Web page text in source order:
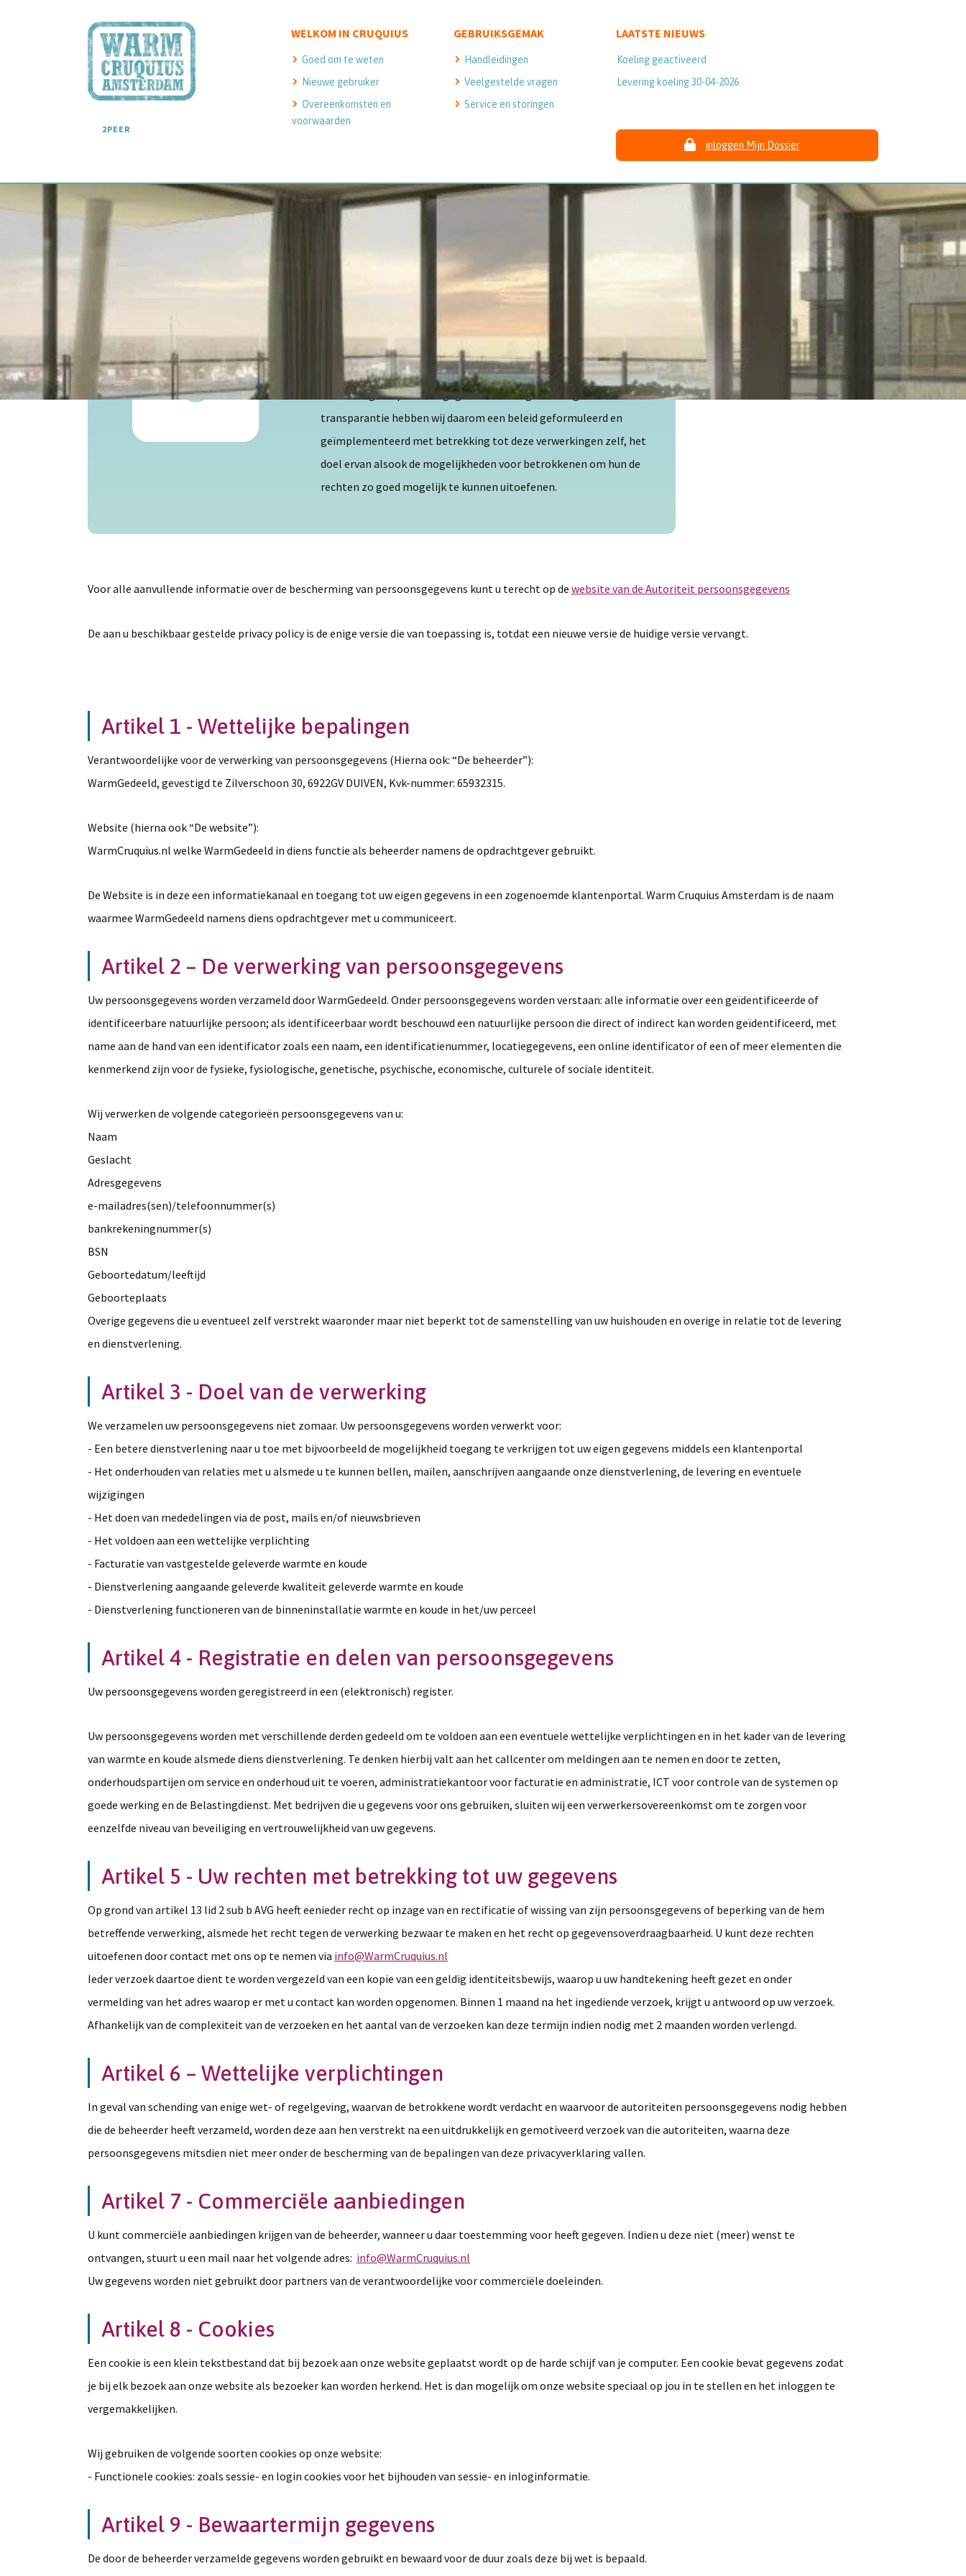
2PEER
WELKOM IN CRUQUIUS
Goed om te weten
Nieuwe gebruiker
Overeenkomsten en
voorwaarden
GEBRUIKSGEMAK
Handleidingen
Veelgestelde vragen
Service en storingen
LAATSTE NIEUWS
Koeling geactiveerd
Levering koeling 30-04-2026
inloggen Mijn Dossier
Privacyverklaring
WarmGedeeld respecteert de privacy van haar klanten, in het
bijzonder hun rechten met betrekking tot de geautomatiseerde
verwerking van persoonsgegevens. Vanwege volledige
transparantie hebben wij daarom een beleid geformuleerd en
geïmplementeerd met betrekking tot deze verwerkingen zelf, het
doel ervan alsook de mogelijkheden voor betrokkenen om hun de
rechten zo goed mogelijk te kunnen uitoefenen.
Nieuwe gebruiker
Gebruikershandleiding
Calamiteiten en service
Voor alle aanvullende informatie over de bescherming van persoonsgegevens kunt u terecht op de website van de Autoriteit persoonsgegevens
De aan u beschikbaar gestelde privacy policy is de enige versie die van toepassing is, totdat een nieuwe versie de huidige versie vervangt.
Artikel 1 - Wettelijke bepalingen
Verantwoordelijke voor de verwerking van persoonsgegevens (Hierna ook: “De beheerder”):
WarmGedeeld, gevestigd te Zilverschoon 30, 6922GV DUIVEN, Kvk-nummer: 65932315.
Website (hierna ook “De website”):
WarmCruquius.nl welke WarmGedeeld in diens functie als beheerder namens de opdrachtgever gebruikt.
De Website is in deze een informatiekanaal en toegang tot uw eigen gegevens in een zogenoemde klantenportal. Warm Cruquius Amsterdam is de naam
waarmee WarmGedeeld namens diens opdrachtgever met u communiceert.
Artikel 2 – De verwerking van persoonsgegevens
Uw persoonsgegevens worden verzameld door WarmGedeeld. Onder persoonsgegevens worden verstaan: alle informatie over een geïdentificeerde of
identificeerbare natuurlijke persoon; als identificeerbaar wordt beschouwd een natuurlijke persoon die direct of indirect kan worden geïdentificeerd, met
name aan de hand van een identificator zoals een naam, een identificatienummer, locatiegegevens, een online identificator of een of meer elementen die
kenmerkend zijn voor de fysieke, fysiologische, genetische, psychische, economische, culturele of sociale identiteit.
Wij verwerken de volgende categorieën persoonsgegevens van u:
Naam
Geslacht
Adresgegevens
e-mailadres(sen)/telefoonnummer(s)
bankrekeningnummer(s)
BSN
Geboortedatum/leeftijd
Geboorteplaats
Overige gegevens die u eventueel zelf verstrekt waaronder maar niet beperkt tot de samenstelling van uw huishouden en overige in relatie tot de levering
en dienstverlening.
Artikel 3 - Doel van de verwerking
We verzamelen uw persoonsgegevens niet zomaar. Uw persoonsgegevens worden verwerkt voor:
- Een betere dienstverlening naar u toe met bijvoorbeeld de mogelijkheid toegang te verkrijgen tot uw eigen gegevens middels een klantenportal
- Het onderhouden van relaties met u alsmede u te kunnen bellen, mailen, aanschrijven aangaande onze dienstverlening, de levering en eventuele
wijzigingen
- Het doen van mededelingen via de post, mails en/of nieuwsbrieven
- Het voldoen aan een wettelijke verplichting
- Facturatie van vastgestelde geleverde warmte en koude
- Dienstverlening aangaande geleverde kwaliteit geleverde warmte en koude
- Dienstverlening functioneren van de binneninstallatie warmte en koude in het/uw perceel
Artikel 4 - Registratie en delen van persoonsgegevens
Uw persoonsgegevens worden geregistreerd in een (elektronisch) register.
Uw persoonsgegevens worden met verschillende derden gedeeld om te voldoen aan een eventuele wettelijke verplichtingen en in het kader van de levering
van warmte en koude alsmede diens dienstverlening. Te denken hierbij valt aan het callcenter om meldingen aan te nemen en door te zetten,
onderhoudspartijen om service en onderhoud uit te voeren, administratiekantoor voor facturatie en administratie, ICT voor controle van de systemen op
goede werking en de Belastingdienst. Met bedrijven die u gegevens voor ons gebruiken, sluiten wij een verwerkersovereenkomst om te zorgen voor
eenzelfde niveau van beveiliging en vertrouwelijkheid van uw gegevens.
Artikel 5 - Uw rechten met betrekking tot uw gegevens
Op grond van artikel 13 lid 2 sub b AVG heeft eenieder recht op inzage van en rectificatie of wissing van zijn persoonsgegevens of beperking van de hem
betreffende verwerking, alsmede het recht tegen de verwerking bezwaar te maken en het recht op gegevensoverdraagbaarheid. U kunt deze rechten
uitoefenen door contact met ons op te nemen via info@WarmCruquius.nl
Ieder verzoek daartoe dient te worden vergezeld van een kopie van een geldig identiteitsbewijs, waarop u uw handtekening heeft gezet en onder
vermelding van het adres waarop er met u contact kan worden opgenomen. Binnen 1 maand na het ingediende verzoek, krijgt u antwoord op uw verzoek.
Afhankelijk van de complexiteit van de verzoeken en het aantal van de verzoeken kan deze termijn indien nodig met 2 maanden worden verlengd.
Artikel 6 – Wettelijke verplichtingen
In geval van schending van enige wet- of regelgeving, waarvan de betrokkene wordt verdacht en waarvoor de autoriteiten persoonsgegevens nodig hebben
die de beheerder heeft verzameld, worden deze aan hen verstrekt na een uitdrukkelijk en gemotiveerd verzoek van die autoriteiten, waarna deze
persoonsgegevens mitsdien niet meer onder de bescherming van de bepalingen van deze privacyverklaring vallen.
Artikel 7 - Commerciële aanbiedingen
U kunt commerciële aanbiedingen krijgen van de beheerder, wanneer u daar toestemming voor heeft gegeven. Indien u deze niet (meer) wenst te
ontvangen, stuurt u een mail naar het volgende adres: info@WarmCruquius.nl
Uw gegevens worden niet gebruikt door partners van de verantwoordelijke voor commerciële doeleinden.
Artikel 8 - Cookies
Een cookie is een klein tekstbestand dat bij bezoek aan onze website geplaatst wordt op de harde schijf van je computer. Een cookie bevat gegevens zodat
je bij elk bezoek aan onze website als bezoeker kan worden herkend. Het is dan mogelijk om onze website speciaal op jou in te stellen en het inloggen te
vergemakkelijken.
Wij gebruiken de volgende soorten cookies op onze website:
- Functionele cookies: zoals sessie- en login cookies voor het bijhouden van sessie- en inloginformatie.
Artikel 9 - Bewaartermijn gegevens
De door de beheerder verzamelde gegevens worden gebruikt en bewaard voor de duur zoals deze bij wet is bepaald.